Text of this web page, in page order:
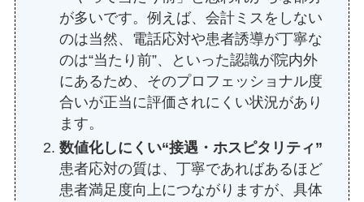
が多いです。例えば、会計ミスをしない
のは当然、電話応対や患者誘導が丁寧な
のは“当たり前”、といった認識が院内外
にあるため、そのプロフェッショナル度
合いが正当に評価されにくい状況があり
ます。
数値化しにくい“接遇・ホスピタリティ”
患者応対の質は、丁寧であればあるほど
患者満足度向上につながりますが、具体